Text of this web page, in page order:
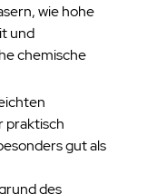
wie hohe
und
chemische
praktisch
gut als
des